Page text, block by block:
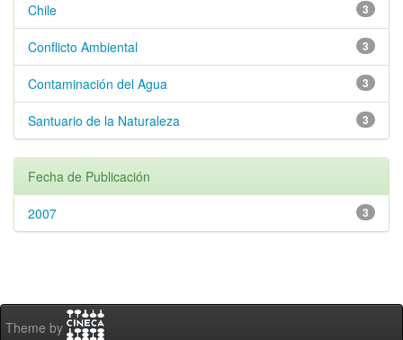
3
Chile
3
Conflicto Ambiental
3
Contaminación del Agua
3
Santuario de la Naturaleza
Fecha de Publicación
3
2007
Theme by